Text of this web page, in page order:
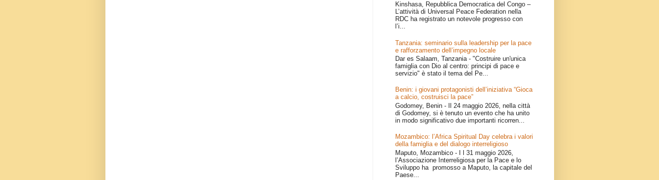
Kinshasa, Repubblica Democratica del Congo –
L’attività di Universal Peace Federation nella
RDC ha registrato un notevole progresso con
l’i...
Tanzania: seminario sulla leadership per la pace
e rafforzamento dell’impegno locale
Dar es Salaam, Tanzania - "Costruire un'unica
famiglia con Dio al centro: principi di pace e
servizio" è stato il tema del Pe...
Benin: i giovani protagonisti dell’iniziativa “Gioca
a calcio, costruisci la pace”
Godomey, Benin - Il 24 maggio 2026, nella città
di Godomey, si è tenuto un evento che ha unito
in modo significativo due importanti ricorren...
Mozambico: l’Africa Spiritual Day celebra i valori
della famiglia e del dialogo interreligioso
Maputo, Mozambico - I l 31 maggio 2026,
l’Associazione Interreligiosa per la Pace e lo
Sviluppo ha promosso a Maputo, la capitale del
Paese...